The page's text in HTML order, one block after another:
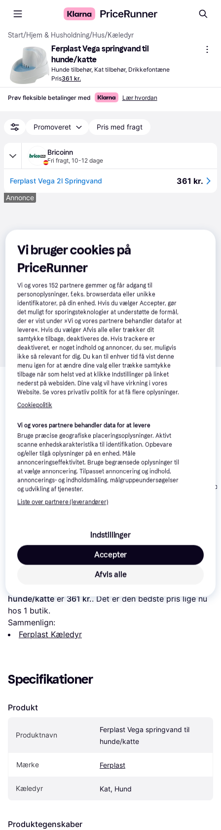
Start/Hjem & Husholdning/Hus/Kæledyr
Ferplast Vega springvand til
hunde/katte
Hunde tilbehør, Kat tilbehør, Drikkefontæne
Pris361 kr.
Prøv fleksible betalinger med Lær hvordan
Promoveret Pris med fragt
Bricoinn
Fri fragt, 10-12 dage
Ferplast Vega 2l Springvand 361 kr.
Annonce
Relaterede produkter
Se vores forslag til andre produkter, der matcher dine
interesser.
Vis alle
Trender
Catit Pumpe
vandfontæne
MOVA WF20 Pro
Eller 3 betalinger af
104 kr.
PetSafe Avalon
Læs om produktet
hunde/katte er 361 kr.. Det er den bedste pris lige nu
hos 1 butik.
Sammenlign:
Ferplast Kæledyr
Specifikationer
Produkt
Produktnavn
Ferplast Vega springvand til
hunde/katte
Mærke Ferplast
Kæledyr Kat, Hund
Produktegenskaber
Vi bruger cookies på
PriceRunner
Vi og vores152 partnere gemmer og får adgang til
personoplysninger, f.eks. browserdata eller unikke
identifikatorer, på din enhed. Hvis du vælger Accepter, gør
det muligt for sporingsteknologier at understøtte de formål,
der er vist under »Vi og vores partnere behandler datafor at
levere«. Hvis du vælger Afvis alle eller trækker dit
samtykke tilbage, deaktiveres de. Hvis trackere er
deaktiveret, er noget indhold og annoncer, du ser, muligvis
ikke så relevant for dig. Du kan til enhver tid få vist denne
menu igen for at ændre dine valg eller trække samtykke
tilbage når som helst ved at klikke Indstillinger på linket
nederst på websiden. Dine valg vil have virkning i vores
Website. Se vores privatliv politik for at få flere oplysninger.
Cookiepolitik
Vi og vores partnere behandler data for at levere
Bruge præcise geografiske placeringsoplysninger. Aktivt
scanne enhedskarakteristika til identifikation. Opbevare
og/eller tilgå oplysninger på en enhed. Måle
annonceringseffektivitet. Bruge begrænsede oplysninger til
at vælge annoncering. Tilpasset annoncering og indhold,
annoncerings- og indholdsmåling, målgruppeundersøgelser
og udvikling af tjenester.
Liste over partnere (leverandører)
Indstillinger
Afvis alle
Accepter